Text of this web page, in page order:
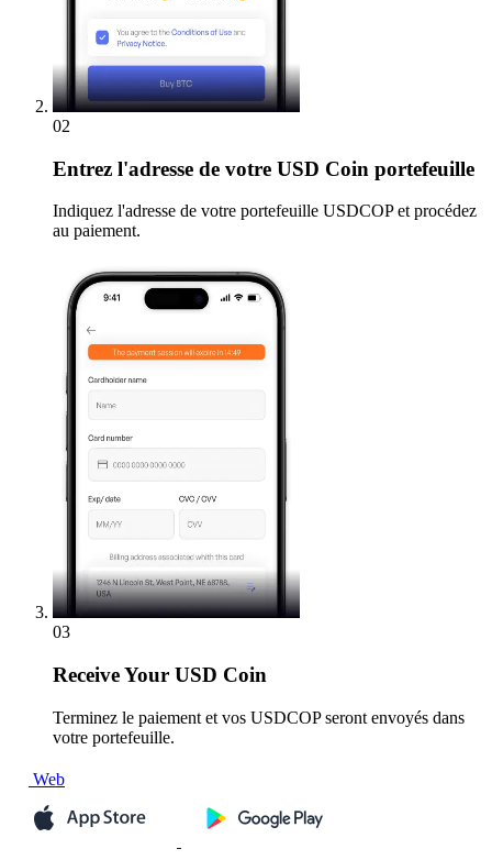
02
Entrez l'adresse de votre USD Coin portefeuille
Indiquez l'adresse de votre portefeuille USDCOP et procédez
au paiement.
03
ReceiveYour USD Coin
Terminez le paiement et vos USDCOP seront envoyés dans
votre portefeuille.
Web